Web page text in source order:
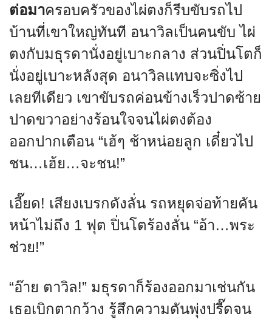
ต่อมาครอบครัวของไผ่ตงก็รีบขับรถไป
บ้านที่เขาใหญ่ทันที อนาวิลเป็นคนขับ ไผ่
ตงกับมธุรดานั่งอยู่เบาะกลาง ส่วนปิ่นโตก็
นั่งอยู่เบาะหลังสุด อนาวิลแทบจะซิ่งไป
เลยทีเดียว เขาขับรถค่อนข้างเร็วปาดซ้าย
ปาดขวาอย่างร้อนใจจนไผ่ตงต้อง
ออกปากเตือน “เฮ้ๆ ช้าหน่อยลูก เดี๋ยวไป
ชน…เฮ้ย…จะชน!”
เอี๊ยด! เสียงเบรกดังลั่น รถหยุดจ่อท้ายคัน
หน้าไม่ถึง 1 ฟุต ปิ่นโตร้องลั่น “อ้า…พระ
ช่วย!”
“อ๊าย ตาวิล!” มธุรดาก็ร้องออกมาเช่นกัน
เธอเบิกตากว้าง รู้สึกความดันพุ่งปรี๊ดจน